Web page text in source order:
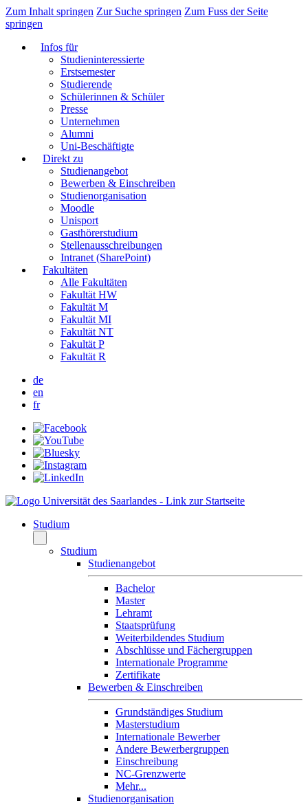
Zum Inhalt springen Zur Suche springen Zum Fuss der Seite
springen
Infos für
Studieninteressierte
Erstsemester
Studierende
Schülerinnen & Schüler
Presse
Unternehmen
Alumni
Uni-Beschäftigte
Direkt zu
Studienangebot
Bewerben & Einschreiben
Studienorganisation
Moodle
Unisport
Gasthörerstudium
Stellenausschreibungen
Intranet (SharePoint)
Fakultäten
Alle Fakultäten
Fakultät HW
Fakultät M
Fakultät MI
Fakultät NT
Fakultät P
Fakultät R
de
en
fr
Studium
Studium
Studienangebot
Bachelor
Master
Lehramt
Staatsprüfung
Weiterbildendes Studium
Abschlüsse und Fächergruppen
Internationale Programme
Zertifikate
Bewerben & Einschreiben
Grundständiges Studium
Masterstudium
Internationale Bewerber
Andere Bewerbergruppen
Einschreibung
NC-Grenzwerte
Mehr...
Studienorganisation